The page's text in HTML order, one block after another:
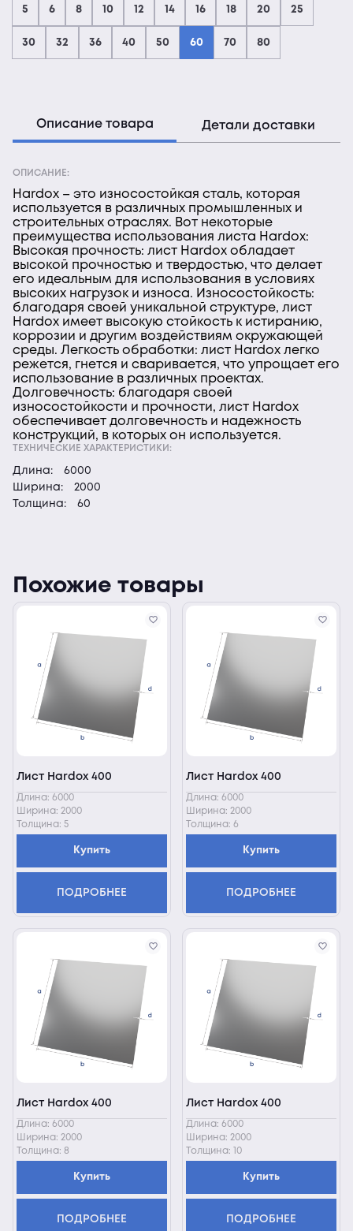
5 6 8 10 12 14 16 18 20 25
30 32 36 40 50 60 70 80
Описание товара Детали доставки
ОПИСАНИЕ:
Hardox – это износостойкая сталь, которая
используется в различных промышленных и
строительных отраслях. Вот некоторые
преимущества использования листа Hardox:
Высокая прочность: лист Hardox обладает
высокой прочностью и твердостью, что делает
его идеальным для использования в условиях
высоких нагрузок и износа. Износостойкость:
благодаря своей уникальной структуре, лист
Hardox имеет высокую стойкость к истиранию,
коррозии и другим воздействиям окружающей
среды. Легкость обработки: лист Hardox легко
режется, гнется и сваривается, что упрощает его
использование в различных проектах.
Долговечность: благодаря своей
износостойкости и прочности, лист Hardox
обеспечивает долговечность и надежность
конструкций, в которых он используется.
ТЕХНИЧЕСКИЕ ХАРАКТЕРИСТИКИ:
Длина:
6000
Ширина:
2000
Толщина:
60
Похожие товары
Лист Hardox 400
Длина: 6000
Ширина: 2000
Толщина: 5
Купить
ПОДРОБНЕЕ
Лист Hardox 400
Длина: 6000
Ширина: 2000
Толщина: 6
Купить
ПОДРОБНЕЕ
Лист Hardox 400
Длина: 6000
Ширина: 2000
Толщина: 8
Купить
ПОДРОБНЕЕ
Лист Hardox 400
Длина: 6000
Ширина: 2000
Толщина: 10
Купить
ПОДРОБНЕЕ